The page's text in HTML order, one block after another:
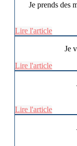
Je prends des
Lire l'article
Je
Lire l'article
Lire l'article